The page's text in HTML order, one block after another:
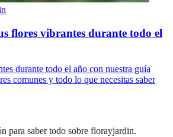
flores vibrantes durante todo el
durante todo el año con nuestra guía
comunes y todo lo que necesitas saber
para saber todo sobre florayjardin.